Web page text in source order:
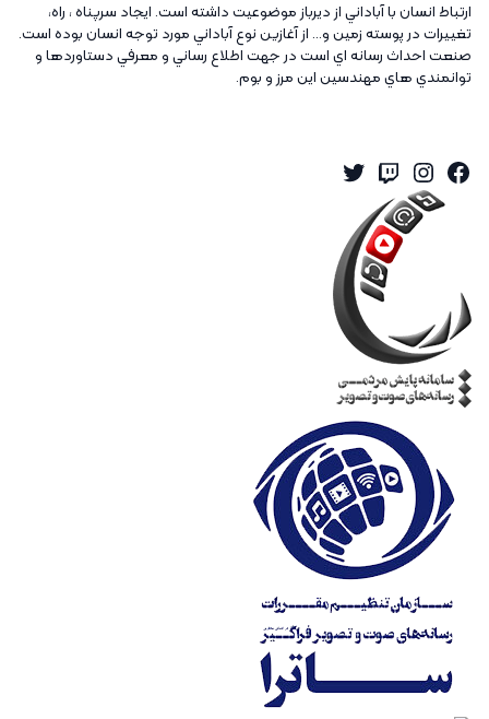
ارتباط انسان با آباداني از ديرباز موضوعيت داشته است. ايجاد سرپناه ، راه،
تغييرات در پوسته زمين و... از آغازين نوع آباداني مورد توجه انسان بوده است.
صنعت احداث رسانه اي است در جهت اطلاع رساني و معرفي دستاوردها و
توانمندي هاي مهندسين اين مرز و بوم.
Facebook
Instagram
Twitch
Twitter